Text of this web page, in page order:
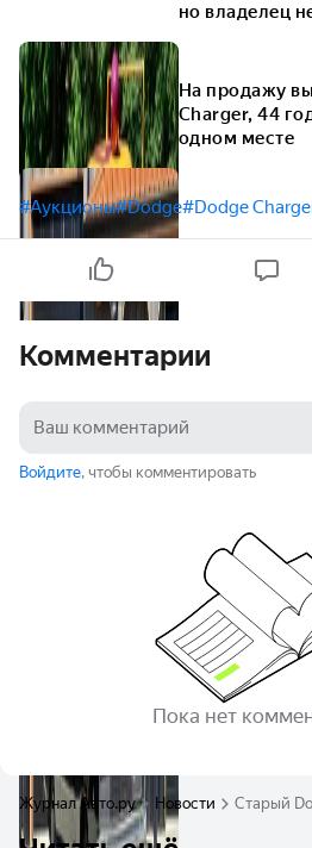
но владелец
На продажу
Charger, 44
одном месте
#Аукционы#Dodge#Dodge
Комментарии
Войдите, чтобы комментировать
Пока нет
Журнал Авто.ру Новости Старый